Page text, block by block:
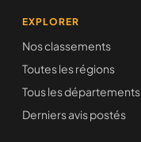
EXPLORER
Nos classements
Toutes les régions
Tous les départements
Derniers avis postés